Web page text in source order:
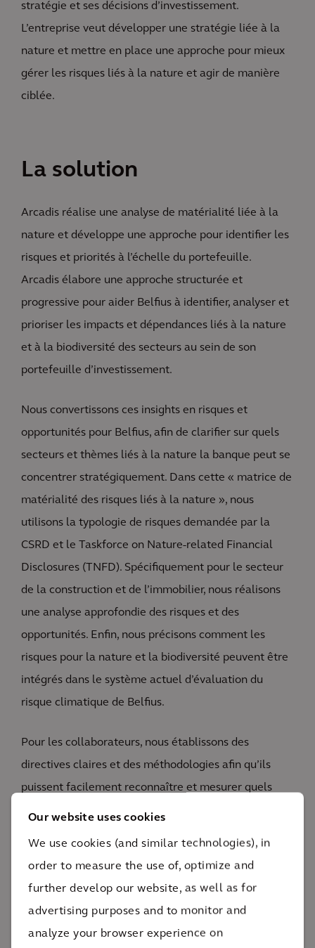
Our website uses cookies
We use cookies (and similar technologies), in
order to measure the use of, optimize and
further develop our website, as well as for
advertising purposes and to monitor and
analyze your browser experience on
stratégie et ses décisions d’investissement.
L’entreprise veut développer une stratégie liée à la
nature et mettre en place une approche pour mieux
gérer les risques liés à la nature et agir de manière
ciblée.
La solution
Arcadis réalise une analyse de matérialité liée à la
nature et développe une approche pour identifier les
risques et priorités à l’échelle du portefeuille.
Arcadis élabore une approche structurée et
progressive pour aider Belfius à identifier, analyser et
prioriser les impacts et dépendances liés à la nature
et à la biodiversité des secteurs au sein de son
portefeuille d’investissement.
Nous convertissons ces insights en risques et
opportunités pour Belfius, afin de clarifier sur quels
secteurs et thèmes liés à la nature la banque peut se
concentrer stratégiquement. Dans cette « matrice de
matérialité des risques liés à la nature », nous
utilisons la typologie de risques demandée par la
CSRD et le Taskforce on Nature-related Financial
Disclosures (TNFD). Spécifiquement pour le secteur
de la construction et de l’immobilier, nous réalisons
une analyse approfondie des risques et des
opportunités. Enfin, nous précisons comment les
risques pour la nature et la biodiversité peuvent être
intégrés dans le système actuel d’évaluation du
risque climatique de Belfius.
Pour les collaborateurs, nous établissons des
directives claires et des méthodologies afin qu’ils
puissent facilement reconnaître et mesurer quels
effets Belfius a sur la biodiversité et quels risques et